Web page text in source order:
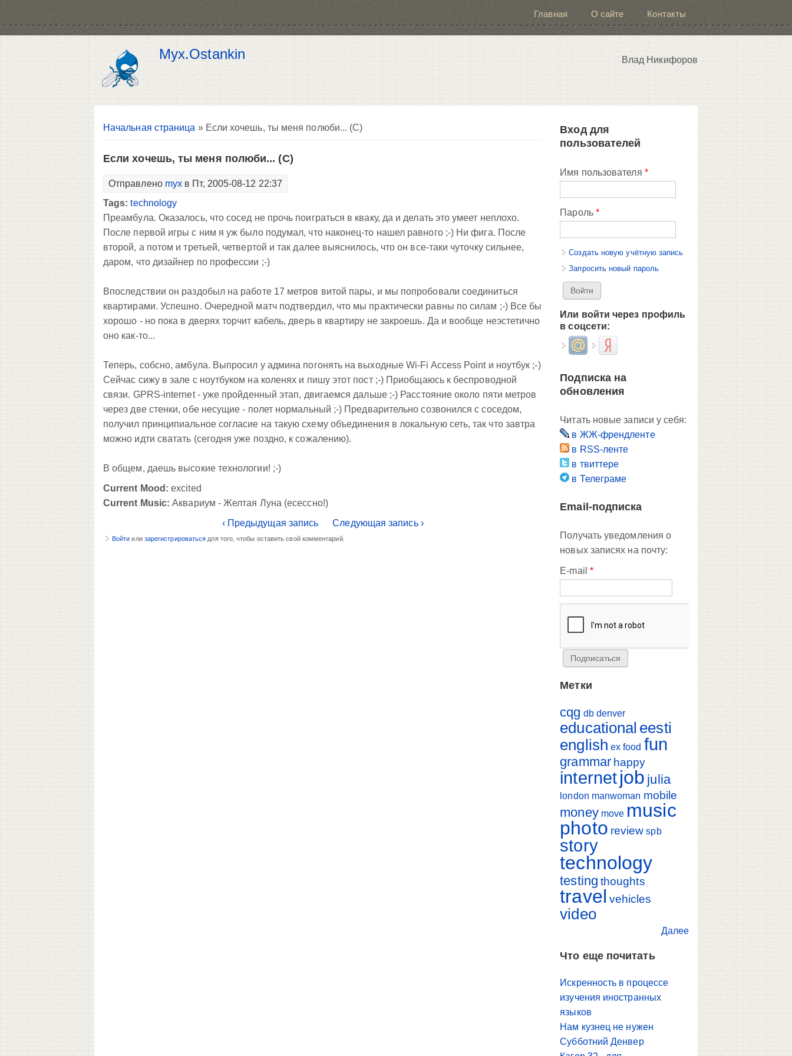
Главная О сайте Контакты
Myx.Ostankin Влад Никифоров
Вы здесь
Начальная страница » Если хочешь, ты меня полюби... (С)
Если хочешь, ты меня полюби... (С)
Отправлено myx в Пт, 2005-08-12 22:37
Tags:technology
Преамбула. Оказалось, что сосед не прочь поиграться в кваку, да и делать это умеет неплохо.
После первой игры с ним я уж было подумал, что наконец-то нашел равного ;-) Ни фига. После
второй, а потом и третьей, четвертой и так далее выяснилось, что он все-таки чуточку сильнее,
даром, что дизайнер по профессии ;-)
Впоследствии он раздобыл на работе 17 метров витой пары, и мы попробовали соединиться
квартирами. Успешно. Очередной матч подтвердил, что мы практически равны по силам ;-) Все бы
хорошо - но пока в дверях торчит кабель, дверь в квартиру не закроешь. Да и вообще неэстетично
оно как-то...
Теперь, собсно, амбула. Выпросил у админа погонять на выходные Wi-Fi Access Point и ноутбук ;-)
Сейчас сижу в зале с ноутбуком на коленях и пишу этот пост ;-) Приобщаюсь к беспроводной
связи. GPRS-internet - уже пройденный этап, двигаемся дальше ;-) Расстояние около пяти метров
через две стенки, обе несущие - полет нормальный ;-) Предварительно созвонился с соседом,
получил принципиальное согласие на такую схему объединения в локальную сеть, так что завтра
можно идти сватать (сегодня уже поздно, к сожалению).
В общем, даешь высокие технологии! ;-)
Current Mood: excited
Current Music: Аквариум - Желтая Луна (есессно!)
‹ Предыдущая запись
Следующая запись ›
Войти или зарегистрироваться для того, чтобы оставить свой комментарий.
Вход для
пользователей
Имя пользователя *
Пароль *
Создать новую учётную запись
Запросить новый пароль
Или войти через профиль
в соцсети:
Login with Mail.ruLogin with Яндекс
Подписка на
обновления
Читать новые записи у себя:
в ЖЖ-френдленте
в RSS-ленте
в твиттере
в Телеграме
Email-подписка
Получать уведомления о
новых записях на почту:
E-mail *
Метки
cqg db denver
educational eesti
english ex food fun
grammar happy
internetjob julia
london manwoman mobile
money move music
photo review spb
story
technology
testing thoughts
travel vehicles
video
Далее
Что еще почитать
Искренность в процессе
изучения иностранных
языков
Нам кузнец не нужен
Субботний Денвер